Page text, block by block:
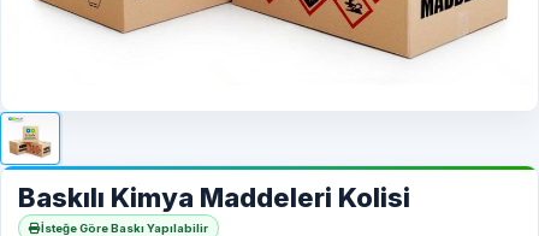
Baskılı Kimya Maddeleri Kolisi
İsteğe Göre Baskı Yapılabilir